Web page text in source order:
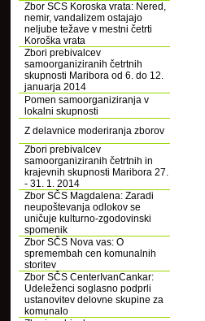
Zbor SCS Koroska vrata: Nered,
nemir, vandalizem ostajajo
neljube težave v mestni četrti
Koroška vrata
Zbori prebivalcev
samoorganiziranih četrtnih
skupnosti Maribora od 6. do 12.
januarja 2014
Pomen samoorganiziranja v
lokalni skupnosti
Z delavnice moderiranja zborov
Zbori prebivalcev
samoorganiziranih četrtnih in
krajevnih skupnosti Maribora 27.
- 31. 1. 2014
Zbor SČS Magdalena: Zaradi
neupoštevanja odlokov se
uničuje kulturno-zgodovinski
spomenik
Zbor SČS Nova vas: O
spremembah cen komunalnih
storitev
Zbor SČS CenterIvanCankar:
Udeleženci soglasno podprli
ustanovitev delovne skupine za
komunalo